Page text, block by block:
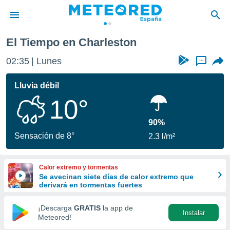
de
por
se
calidad.
a este
las
y
forma
digital
basada
El Tiempo en Charleston
02:35 Lunes ...
Lluvia débil
10°
Sensación de 8°
90%
2.3 l/m²
Calor extremo y tormentas
Se avecinan siete días de calor extremo que
derivará en tormentas fuertes
¡Descarga GRATIS la app de
Meteored!
Instalar